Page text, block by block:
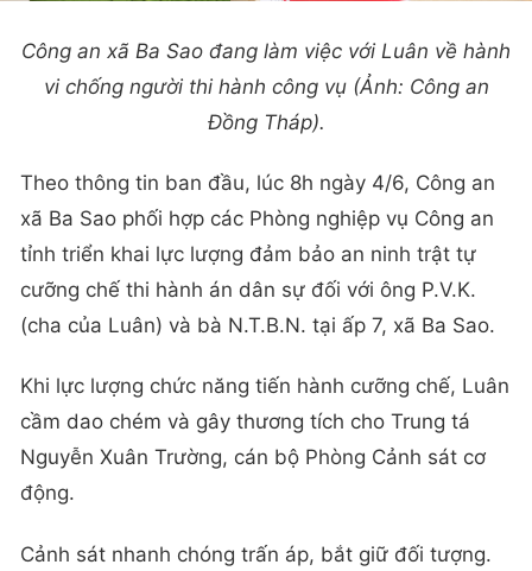
Công an xã Ba Sao đang làm việc với Luân về hành
vi chống người thi hành công vụ (Ảnh: Công an
Đồng Tháp).
Theo thông tin ban đầu, lúc 8h ngày 4/6, Công an
xã Ba Sao phối hợp các Phòng nghiệp vụ Công an
tỉnh triển khai lực lượng đảm bảo an ninh trật tự
cưỡng chế thi hành án dân sự đối với ông P.V.K.
(cha của Luân) và bà N.T.B.N. tại ấp 7, xã Ba Sao.
Khi lực lượng chức năng tiến hành cưỡng chế, Luân
cầm dao chém và gây thương tích cho Trung tá
Nguyễn Xuân Trường, cán bộ Phòng Cảnh sát cơ
động.
Cảnh sát nhanh chóng trấn áp, bắt giữ đối tượng.